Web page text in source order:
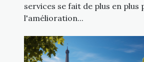
services se fait de plus en plus
l'amélioration...